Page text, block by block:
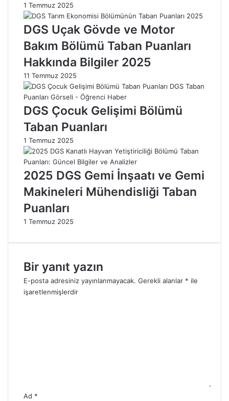
r
ı
2
2
5
i
r
ş
B
g
e
E
r
i
i
ç
ı
1 Temmuz 2025
DGS Uçak Gövde ve Motor
Bakım Bölümü Taban Puanları
Hakkında Bilgiler 2025
11 Temmuz 2025
DGS Çocuk Gelişimi Bölümü
Taban Puanları
1 Temmuz 2025
2025 DGS Gemi İnşaatı ve Gemi
Makineleri Mühendisliği Taban
Puanları
1 Temmuz 2025
Bir yanıt yazın
E-posta adresiniz yayınlanmayacak. Gerekli alanlar * ile
işaretlenmişlerdir
Ad *